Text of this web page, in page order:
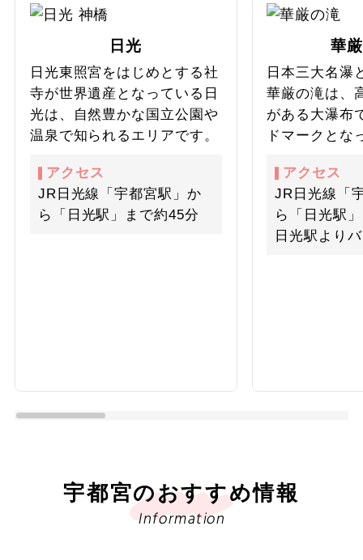
日光
日光東照宮をはじめとする社
寺が世界遺産となっている日
光は、自然豊かな国立公園や
温泉で知られるエリアです。
アクセス
JR日光線「宇都宮駅」か
ら「日光駅」まで約45分
華
日本三大名瀑
華厳の滝は、
がある大瀑布
ドマークとな
アクセス
JR日光線「
ら「日光駅
日光駅より
宇都宮のおすすめ情報
Information